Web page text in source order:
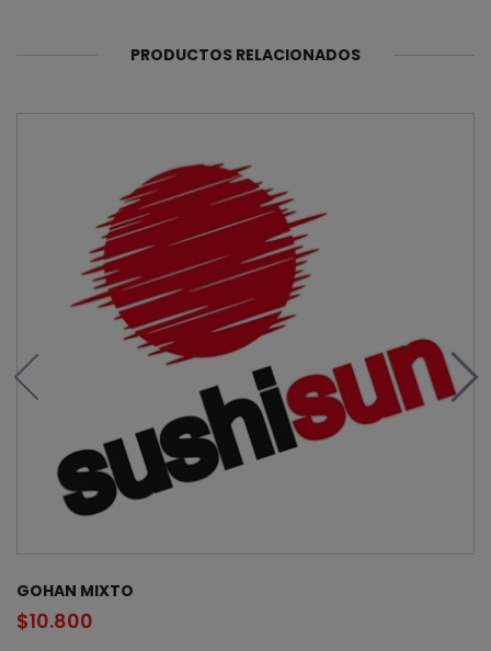
PRODUCTOS RELACIONADOS
GOHAN MIXTO
$10.800